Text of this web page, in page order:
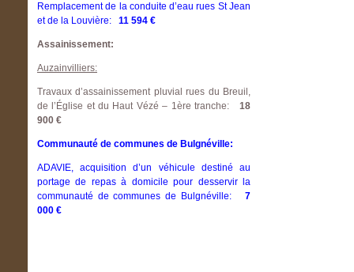
Remplacement de la conduite d’eau rues St Jean
et de la Louvière:
11 594 €
Assainissement:
Auzainvilliers:
Travaux d’assainissement pluvial rues du Breuil,
de l’Église et du Haut Vézé – 1ère tranche: 18
900 €
Communauté de communes de Bulgnéville:
ADAVIE, acquisition d’un véhicule destiné au
portage de repas à domicile pour desservir la
communauté de communes de Bulgnéville: 7
000 €